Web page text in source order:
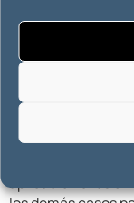
españoles […]
¿Cómo se
Quien haya
recuperarla
residente legal en
aplicación a los